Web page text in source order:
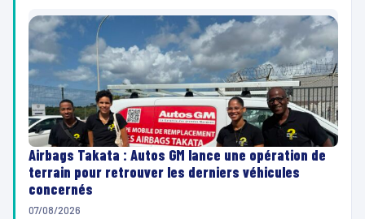
Airbags Takata : Autos GM lance une opération de
terrain pour retrouver les derniers véhicules
concernés
07/08/2026